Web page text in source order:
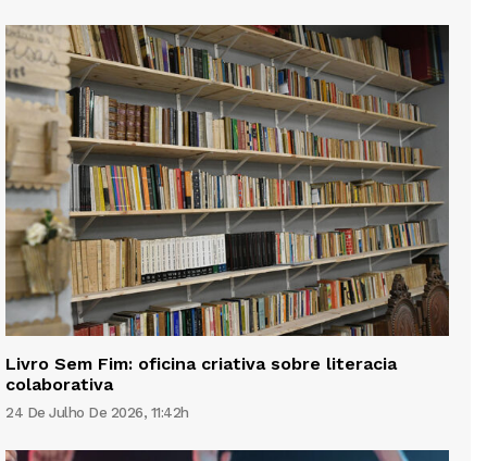
Livro Sem Fim: oficina criativa sobre literacia
colaborativa
24 De Julho De 2026, 11:42h